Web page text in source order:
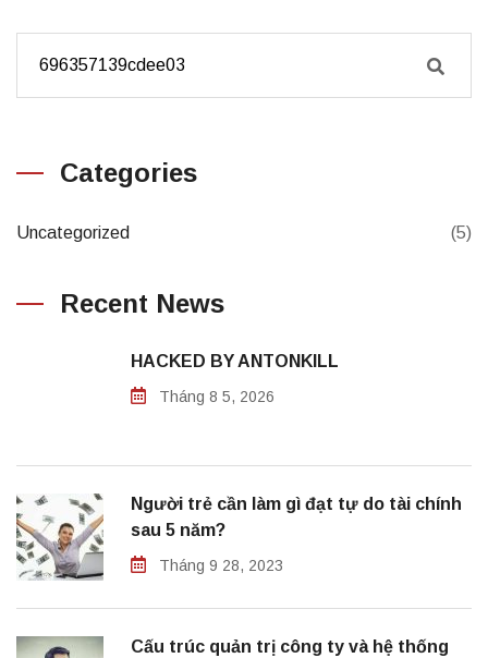
Categories
Uncategorized (5)
Recent News
HACKED BY ANTONKILL
Tháng 8 5, 2026
Người trẻ cần làm gì đạt tự do tài chính
sau 5 năm?
Tháng 9 28, 2023
Cấu trúc quản trị công ty và hệ thống